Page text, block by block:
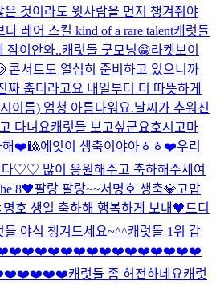
것이라도 윗사람을 먼저 챙겨줘야
다 레어 스킬 kind of a rare talent캐럿들
잠이안와..캐럿들 굿모닝😁라켓보이
콘서트도 열심히 준비하고 있으니까
짜 춥더라고요 내일부터 더 따뜻하게
이름) 엄청 아름다워요.날씨가 추워진
다녀요캐럿들 보고싶군요호시 고마
해❤️🎱에잇이 생축이야아ㅎㅎ❤️우리
다♡♡ 많이 응원해주고 축하해주세여
8🖤팔랑 팔랑~~서명호 생축💎고맙
명호 생일 축하해 행복하게 보내🖤 드디
들 야식 챙겨드세요~^^캐럿들 1위 갑
캐럿들 좀 허전하네요캐럿